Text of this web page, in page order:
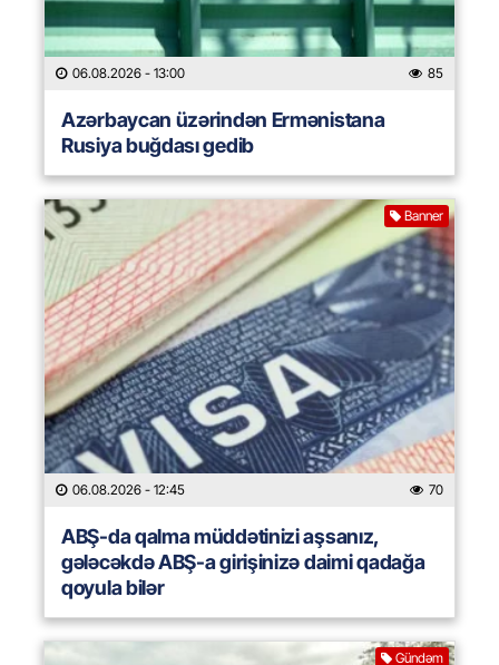
06.08.2026 - 13:00 85
Azərbaycan üzərindən Ermənistana
Rusiya buğdası gedib
Banner
06.08.2026 - 12:45 70
ABŞ-da qalma müddətinizi aşsanız,
gələcəkdə ABŞ-a girişinizə daimi qadağa
qoyula bilər
Gündəm